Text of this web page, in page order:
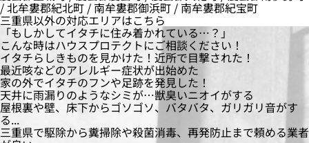
/ 北牟婁郡紀北町 / 南牟婁郡御浜町 / 南牟婁郡紀宝町
三重県以外の対応エリアはこちら
「もしかしてイタチに住み着かれている…？」
こんな時はハウスプロテクトにご相談ください！
イタチらしきものを見かけた！近所で目撃された！
最近咳などのアレルギー症状が出始めた
家の外でイタチのフンや足跡を発見した！
天井に雨漏りのようなシミが…獣臭いニオイがする
屋根裏や壁、床下からゴソゴソ、バタバタ、ガリガリ音がす
る...
三重県で駆除から糞掃除や殺菌消毒、再発防止まで頼める業者